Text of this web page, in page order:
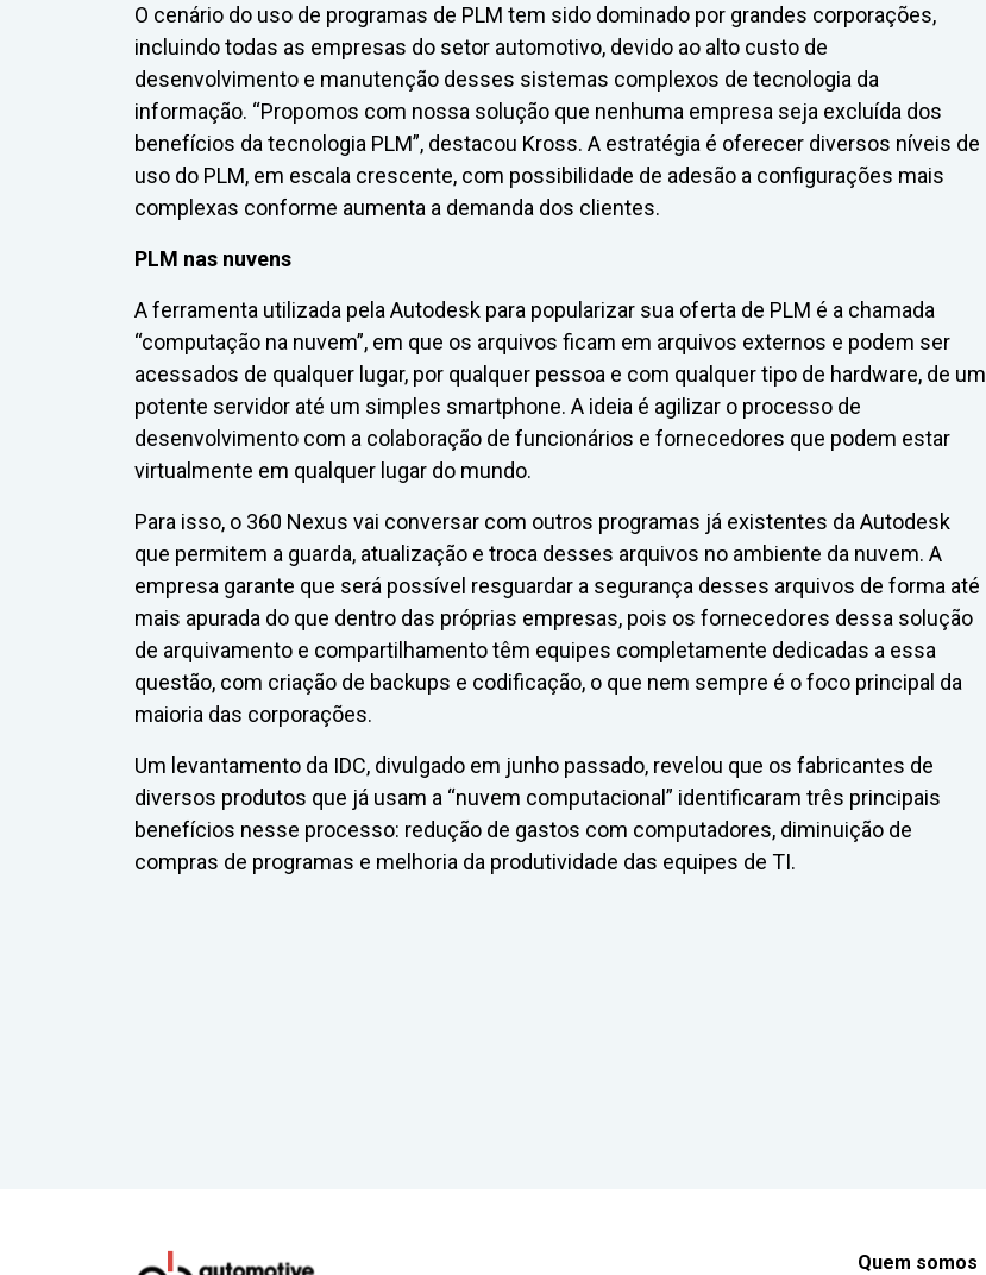
O cenário do uso de programas de PLM tem sido dominado por grandes corporações,
incluindo todas as empresas do setor automotivo, devido ao alto custo de
desenvolvimento e manutenção desses sistemas complexos de tecnologia da
informação. “Propomos com nossa solução que nenhuma empresa seja excluída dos
benefícios da tecnologia PLM”, destacou Kross. A estratégia é oferecer diversos níveis de
uso do PLM, em escala crescente, com possibilidade de adesão a configurações mais
complexas conforme aumenta a demanda dos clientes.
PLM nas nuvens
A ferramenta utilizada pela Autodesk para popularizar sua oferta de PLM é a chamada
“computação na nuvem”, em que os arquivos ficam em arquivos externos e podem ser
acessados de qualquer lugar, por qualquer pessoa e com qualquer tipo de hardware, de um
potente servidor até um simples smartphone. A ideia é agilizar o processo de
desenvolvimento com a colaboração de funcionários e fornecedores que podem estar
virtualmente em qualquer lugar do mundo.
Para isso, o 360 Nexus vai conversar com outros programas já existentes da Autodesk
que permitem a guarda, atualização e troca desses arquivos no ambiente da nuvem. A
empresa garante que será possível resguardar a segurança desses arquivos de forma até
mais apurada do que dentro das próprias empresas, pois os fornecedores dessa solução
de arquivamento e compartilhamento têm equipes completamente dedicadas a essa
questão, com criação de backups e codificação, o que nem sempre é o foco principal da
maioria das corporações.
Um levantamento da IDC, divulgado em junho passado, revelou que os fabricantes de
diversos produtos que já usam a “nuvem computacional” identificaram três principais
benefícios nesse processo: redução de gastos com computadores, diminuição de
compras de programas e melhoria da produtividade das equipes de TI.
Quem somos